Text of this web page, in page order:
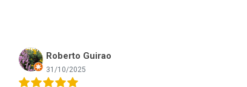
Roberto Guirao
31/10/2025